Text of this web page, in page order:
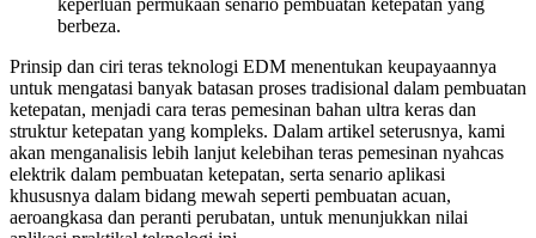
keperluan permukaan senario pembuatan ketepatan yang
berbeza.
Prinsip dan ciri teras teknologi EDM menentukan keupayaannya
untuk mengatasi banyak batasan proses tradisional dalam pembuatan
ketepatan, menjadi cara teras pemesinan bahan ultra keras dan
struktur ketepatan yang kompleks. Dalam artikel seterusnya, kami
akan menganalisis lebih lanjut kelebihan teras pemesinan nyahcas
elektrik dalam pembuatan ketepatan, serta senario aplikasi
khususnya dalam bidang mewah seperti pembuatan acuan,
aeroangkasa dan peranti perubatan, untuk menunjukkan nilai